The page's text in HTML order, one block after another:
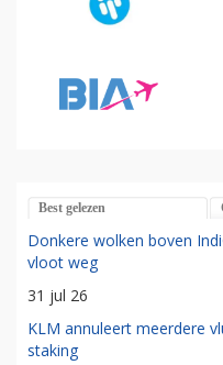
Best gelezen
Donkere wolken boven
vloot weg
31 jul 26
KLM annuleert meerdere
staking